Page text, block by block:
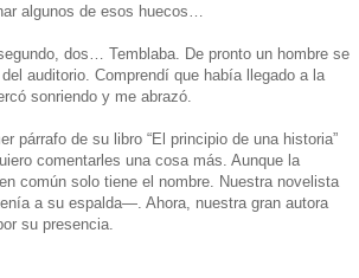
algunos de esos huecos…
dos… Temblaba. De pronto un hombre se
auditorio. Comprendí que había llegado a la
sonriendo y me abrazó.
párrafo de su libro “El principio de una historia”
comentarles una cosa más. Aunque la
común solo tiene el nombre. Nuestra novelista
a su espalda—. Ahora, nuestra gran autora
su presencia.